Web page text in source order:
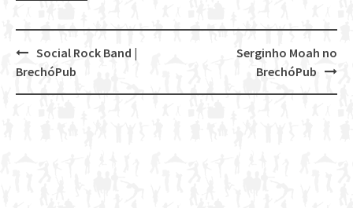
Post
navigation
Serginho Moah no
BrechóPub
Social Rock Band |
BrechóPub